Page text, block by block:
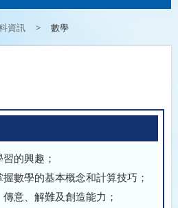
資訊 > 數學
的興趣；
數學的基本概念和計算技巧；
意、解難及創造能力；